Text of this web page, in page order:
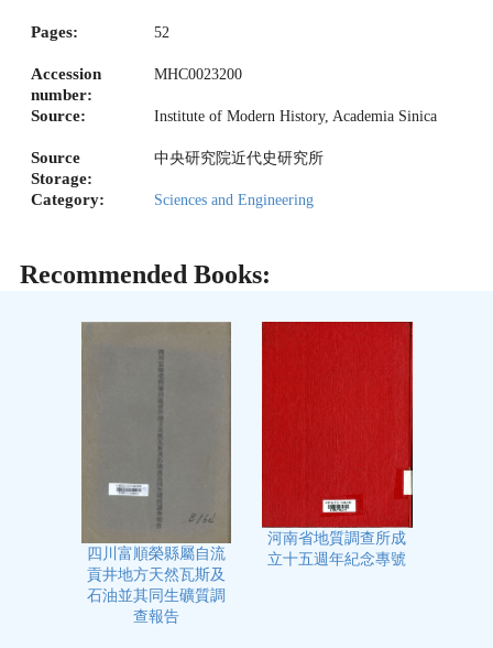
Pages: 52
Accession
number:
MHC0023200
Source: Institute of Modern History, Academia Sinica
Source
Storage:
中央研究院近代史研究所
Category: Sciences and Engineering
Recommended Books:
四川富順榮縣屬自流
貢井地方天然瓦斯及
石油並其同生礦質調
查報告
河南省地質調查所成
立十五週年紀念專號